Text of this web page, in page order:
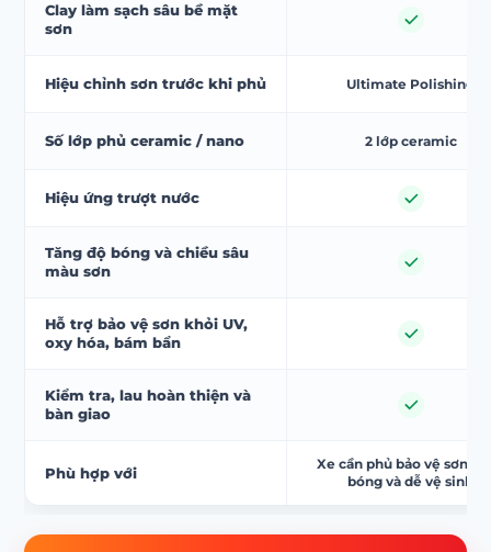
Clay làm sạch sâu bề mặt
sơn
Hiệu chỉnh sơn trước khi phủ Ultimate Polishing
Số lớp phủ ceramic / nano 2 lớp ceramic
Hiệu ứng trượt nước
Tăng độ bóng và chiều sâu
màu sơn
Hỗ trợ bảo vệ sơn khỏi UV,
oxy hóa, bám bẩn
Kiểm tra, lau hoàn thiện và
bàn giao
Phù hợp với
Xe cần phủ bảo vệ sơn,
bóng và dễ vệ sinh